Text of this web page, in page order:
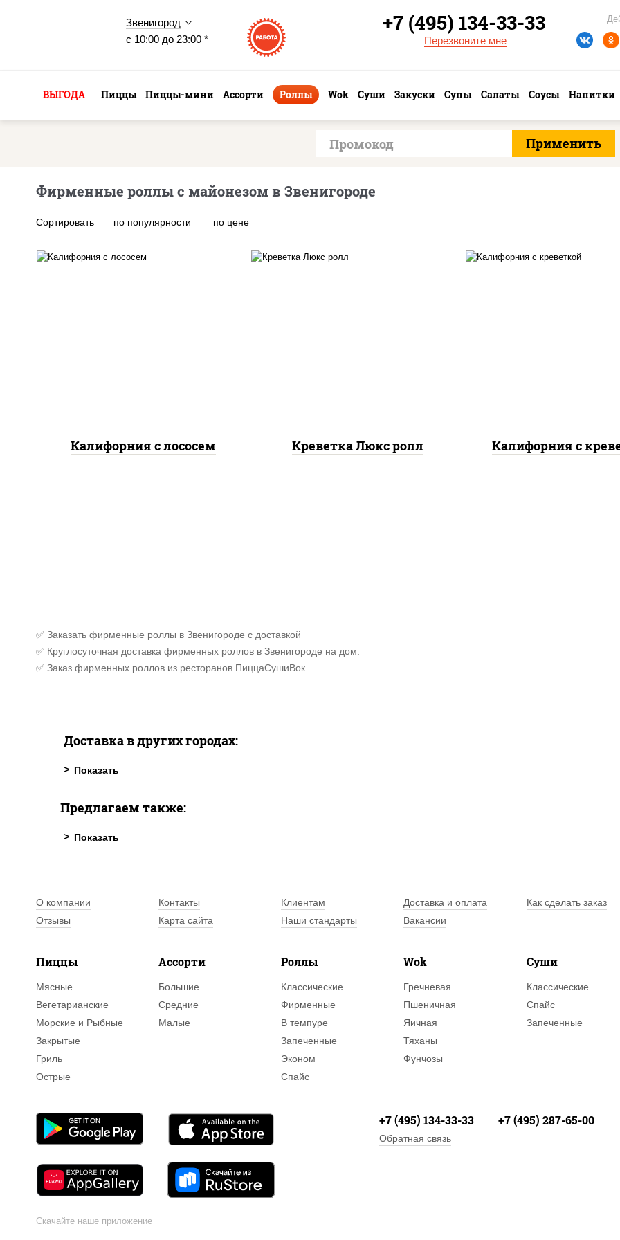
Звенигород
с 10:00 до 23:00 *
+7 (495) 134-33-33
Перезвоните мне
ВЫГОДА Пиццы Пиццы-мини Ассорти Роллы Wok Суши Закуски Супы Салаты Соусы Напитки
Фирменные роллы с майонезом в Звенигороде
Сортировать по популярности по цене
Калифорния с лососем Креветка Люкс ролл Калифорния с
✅ Заказать фирменные роллы в Звенигороде с доставкой
✅ Круглосуточная доставка фирменных роллов в Звенигороде на дом.
✅ Заказ фирменных роллов из ресторанов ПиццаСушиВок.
Доставка в других городах:
Предлагаем также:
О компании Контакты Клиентам Доставка и оплата Как сделать заказ
Отзывы
Карта сайта Наши стандарты Вакансии
Пиццы
Мясные
Вегетарианские
Морские и Рыбные
Закрытые
Гриль
Острые
Ассорти
Большие
Средние
Малые
Роллы
Классические
Фирменные
В темпуре
Запеченные
Эконом
Спайс
Wok
Гречневая
Пшеничная
Яичная
Тяханы
Фунчозы
Суши
Классические
Спайс
Запеченные
Скачайте наше приложение
+7 (495) 134-33-33 +7 (495) 287-65-00
Обратная связь